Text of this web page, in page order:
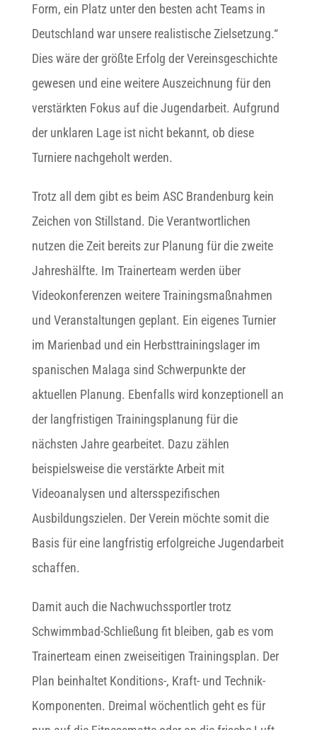
Form, ein Platz unter den besten acht Teams in
Deutschland war unsere realistische Zielsetzung.“
Dies wäre der größte Erfolg der Vereinsgeschichte
gewesen und eine weitere Auszeichnung für den
verstärkten Fokus auf die Jugendarbeit. Aufgrund
der unklaren Lage ist nicht bekannt, ob diese
Turniere nachgeholt werden.
Trotz all dem gibt es beim ASC Brandenburg kein
Zeichen von Stillstand. Die Verantwortlichen
nutzen die Zeit bereits zur Planung für die zweite
Jahreshälfte. Im Trainerteam werden über
Videokonferenzen weitere Trainingsmaßnahmen
und Veranstaltungen geplant. Ein eigenes Turnier
im Marienbad und ein Herbsttrainingslager im
spanischen Malaga sind Schwerpunkte der
aktuellen Planung. Ebenfalls wird konzeptionell an
der langfristigen Trainingsplanung für die
nächsten Jahre gearbeitet. Dazu zählen
beispielsweise die verstärkte Arbeit mit
Videoanalysen und altersspezifischen
Ausbildungszielen. Der Verein möchte somit die
Basis für eine langfristig erfolgreiche Jugendarbeit
schaffen.
Damit auch die Nachwuchssportler trotz
Schwimmbad-Schließung fit bleiben, gab es vom
Trainerteam einen zweiseitigen Trainingsplan. Der
Plan beinhaltet Konditions-, Kraft- und Technik-
Komponenten. Dreimal wöchentlich geht es für